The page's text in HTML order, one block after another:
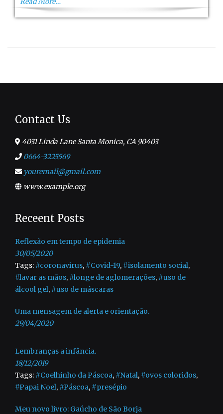
Contact Us
4031 Linda Lane Santa Monica, CA 90403
0664-3225569
youremail@gmail.com
www.example.org
Receent Posts
Reflexão em tempo de epidemia
30/05/2020
Tags: #coronavirus, #Covid-19, #isolamento social,
#lavar as mãos, #longe de aglomerações, #uso de
álcool gel, #uso de máscaras
Uma mensagem de alerta e orientação.
29/04/2020
Lembranças a infância.
18/12/2019
Tags: #Coelhinho da Páscoa, #Natal, #ovos coloridos,
#Papai Noel, #Páscoa, #presépio
Meu novo livro: Gaúcho de São Borja